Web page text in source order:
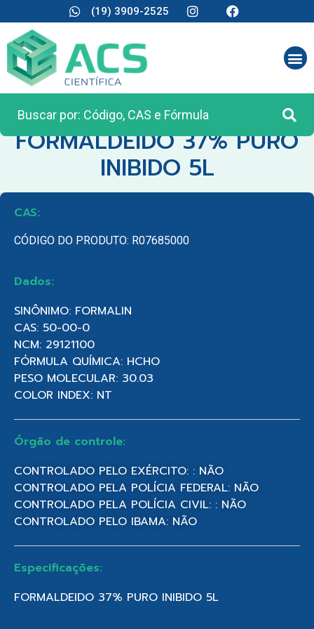
(19) 3909-2525
CATEGORIA:REAGENTES ANALÍTICOS
FORMALDEIDO 37% PURO
INIBIDO 5L
CAS:
CÓDIGO DO PRODUTO: R07685000
Dados:
SINÔNIMO: FORMALIN
CAS: 50-00-0
NCM: 29121100
FÓRMULA QUÍMICA: HCHO
PESO MOLECULAR: 30.03
COLOR INDEX: NT
Órgão de controle:
CONTROLADO PELO EXÉRCITO: : NÃO
CONTROLADO PELA POLÍCIA FEDERAL: NÃO
CONTROLADO PELA POLÍCIA CIVIL: : NÃO
CONTROLADO PELO IBAMA: NÃO
Especificações:
FORMALDEIDO 37% PURO INIBIDO 5L